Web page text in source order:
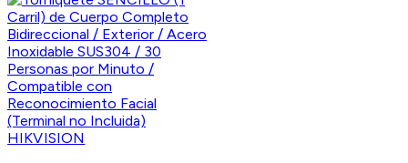
HIKVISION